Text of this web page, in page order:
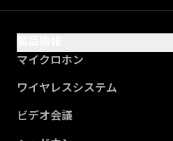
マイクロホン
ワイヤレスシステム
ビデオ会議